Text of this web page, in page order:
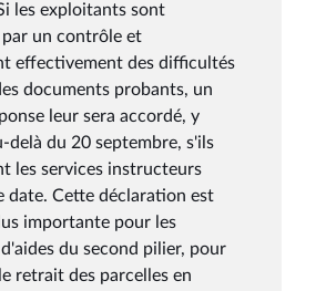
les exploitants sont
un contrôle et
effectivement des difficultés
documents probants, un
leur sera accordé, y
delà du 20 septembre, s'ils
les services instructeurs
date. Cette déclaration est
importante pour les
du second pilier, pour
retrait des parcelles en